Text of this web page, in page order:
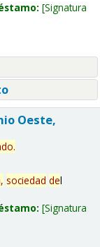
Signatura
Oeste,
.
sociedad del
Signatura